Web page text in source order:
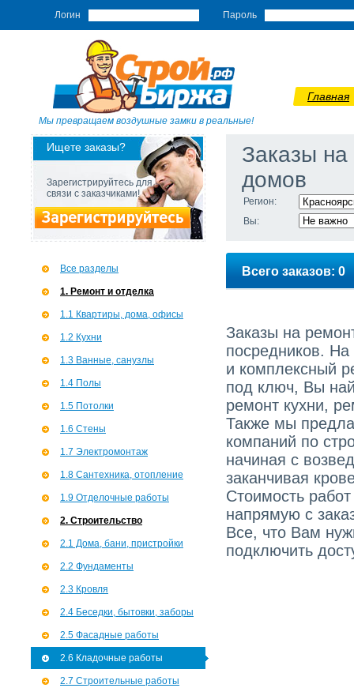
Логин Пароль
Мы превращаем воздушные замки в реальные!
Главная
Ищете заказы?
Зарегистрируйтесь для
связи с заказчиками!
Все разделы
1. Ремонт и отделка
1.1 Квартиры, дома, офисы
1.2 Кухни
1.3 Ванные, санузлы
1.4 Полы
1.5 Потолки
1.6 Стены
1.7 Э­лектромонтаж
1.8 Сантехника, отопление
1.9 Отделочные работы
2. Строительство
2.1 Дома, бани, пристройки
2.2 Фундаменты
2.3 Кровля
2.4 Беседки, бытовки, заборы
2.5 Фасадные работы
2.6 Кладочные работы
2.7 Строительные работы
Заказы на
домов
Регион:
Вы:
Всего заказов: 0
Заказы на
посредников.
и комплексный
под ключ, Вы
ремонт кухни,
Также мы
компаний по
начиная с
заканчивая
Стоимость
напрямую с
Все, что Вам
подключить